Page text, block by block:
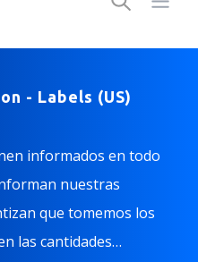
- Labels (US)
informados en todo
nuestras
que tomemos los
las cantidades